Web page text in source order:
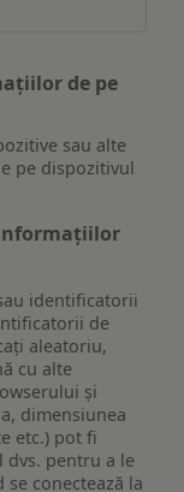
de pe
sau alte
pe dispozitivul
informațiilor
identificatorii
de
aleatoriu,
cu alte
și
dimensiunea
etc.) pot fi
dvs. pentru a le
conectează la